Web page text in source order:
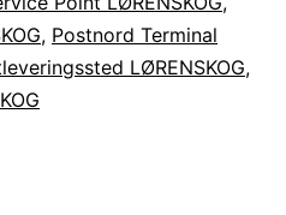
, Postnord Terminal
LØRENSKOG,